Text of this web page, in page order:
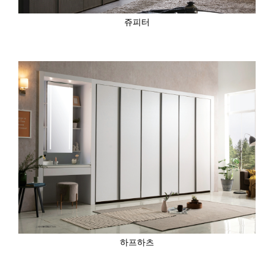
쥬피터
하프하츠